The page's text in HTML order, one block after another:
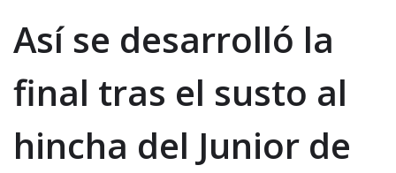
Así se desarrolló la
final tras el susto al
hincha del Junior de